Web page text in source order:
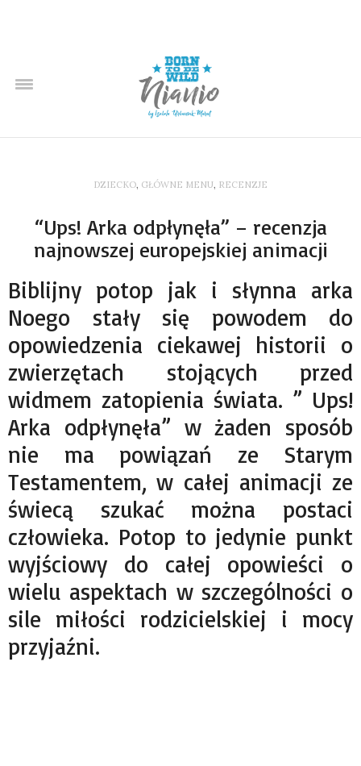
DZIECKO, GŁÓWNE MENU, RECENZJE
“Ups! Arka odpłynęła” – recenzja
najnowszej europejskiej animacji
Biblijny potop jak i słynna arka
Noego stały się powodem do
opowiedzenia ciekawej historii o
zwierzętach stojących przed
widmem zatopienia świata. ” Ups!
Arka odpłynęła” w żaden sposób
nie ma powiązań ze Starym
Testamentem, w całej animacji ze
świecą szukać można postaci
człowieka. Potop to jedynie punkt
wyjściowy do całej opowieści o
wielu aspektach w szczególności o
sile miłości rodzicielskiej i mocy
przyjaźni.